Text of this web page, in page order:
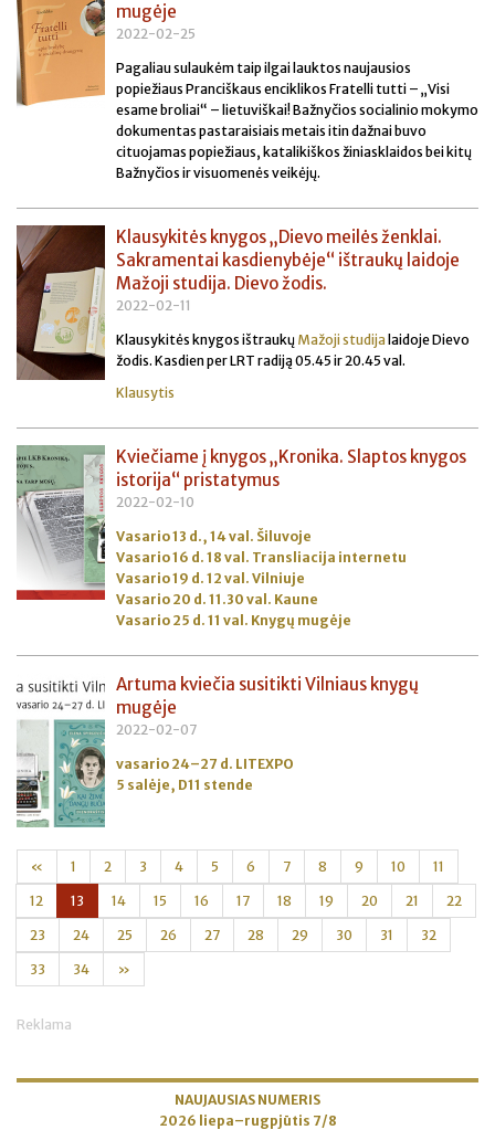
mugėje
2022-02-25
Pagaliau sulaukėm taip ilgai lauktos naujausios
popiežiaus Pranciškaus enciklikos Fratelli tutti – „Visi
esame broliai“ – lietuviškai! Bažnyčios socialinio mokymo
dokumentas pastaraisiais metais itin dažnai buvo
cituojamas popiežiaus, katalikiškos žiniasklaidos bei kitų
Bažnyčios ir visuomenės veikėjų.
Klausykitės knygos „Dievo meilės ženklai.
Sakramentai kasdienybėje“ ištraukų laidoje
Mažoji studija. Dievo žodis.
2022-02-11
Klausykitės knygos ištraukų Mažoji studija laidoje Dievo
žodis. Kasdien per LRT radiją 05.45 ir 20.45 val.
Klausytis
Kviečiame į knygos „Kronika. Slaptos knygos
istorija“ pristatymus
2022-02-10
Vasario 13 d., 14 val. Šiluvoje
Vasario 16 d. 18 val. Transliacija internetu
Vasario 19 d. 12 val. Vilniuje
Vasario 20 d. 11.30 val. Kaune
Vasario 25 d. 11 val. Knygų mugėje
Artuma kviečia susitikti Vilniaus knygų
mugėje
2022-02-07
vasario 24–27 d. LITEXPO
5 salėje, D11 stende
« 1 2 3 4 5 6 7 8 9 10 11
12 13 14 15 16 17 18 19 20 21 22
23 24 25 26 27 28 29 30 31 32
33 34 »
Reklama
NAUJAUSIAS NUMERIS
2026 liepa–rugpjūtis 7/8